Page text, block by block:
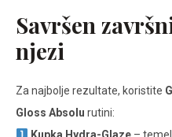
Savršen
njezi
Za najbolje rezultate, koristite
Gloss Absolu rutini: